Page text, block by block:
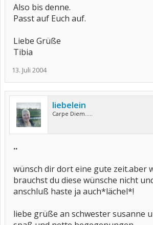
Also bis denne.
Passt auf Euch auf.
Liebe Grüße
Tibia
13. Juli 2004
liebelein
Carpe Diem.....
..
wünsch dir dort eine gute zeit.aber
brauchst du diese wünsche nicht
anschluß haste ja auch*lächel*!
liebe grüße an schwester susanne